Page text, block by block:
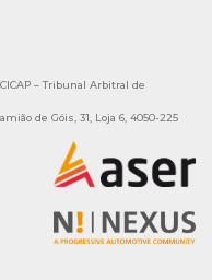
– Tribunal Arbitral de
de Góis, 31, Loja 6, 4050-225